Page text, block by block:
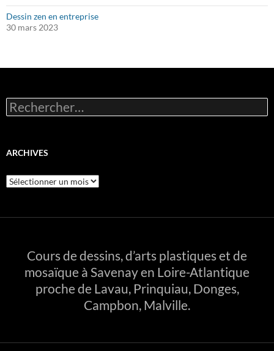
Dessin zen en entreprise
30 mars 2023
Rechercher :
ARCHIVES
Archives
Cours de dessins, d’arts plastiques et de
mosaïque à Savenay en Loire-Atlantique
proche de Lavau, Prinquiau, Donges,
Campbon, Malville.